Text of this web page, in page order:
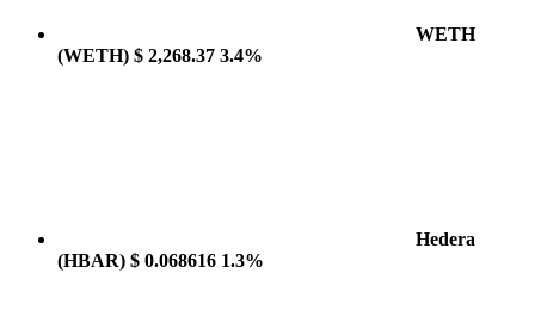
WETH
(WETH) $ 2,268.37 3.4%
Hedera
(HBAR) $ 0.068616 1.3%